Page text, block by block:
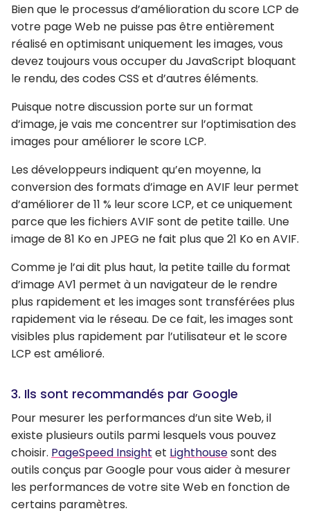
Bien que le processus d’amélioration du score LCP de
votre page Web ne puisse pas être entièrement
réalisé en optimisant uniquement les images, vous
devez toujours vous occuper du JavaScript bloquant
le rendu, des codes CSS et d’autres éléments.
Puisque notre discussion porte sur un format
d’image, je vais me concentrer sur l’optimisation des
images pour améliorer le score LCP.
Les développeurs indiquent qu’en moyenne, la
conversion des formats d’image en AVIF leur permet
d’améliorer de 11 % leur score LCP, et ce uniquement
parce que les fichiers AVIF sont de petite taille. Une
image de 81 Ko en JPEG ne fait plus que 21 Ko en AVIF.
Comme je l’ai dit plus haut, la petite taille du format
d’image AV1 permet à un navigateur de le rendre
plus rapidement et les images sont transférées plus
rapidement via le réseau. De ce fait, les images sont
visibles plus rapidement par l’utilisateur et le score
LCP est amélioré.
3. Ils sont recommandés par Google
Pour mesurer les performances d’un site Web, il
existe plusieurs outils parmi lesquels vous pouvez
choisir. PageSpeed Insight et Lighthousesont des
outils conçus par Google pour vous aider à mesurer
les performances de votre site Web en fonction de
certains paramètres.